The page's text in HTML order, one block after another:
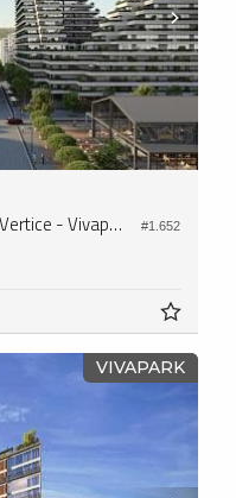
#1.652
Apartamento Duplex no Edifício Vertice - Vivapark
VIVAPARK